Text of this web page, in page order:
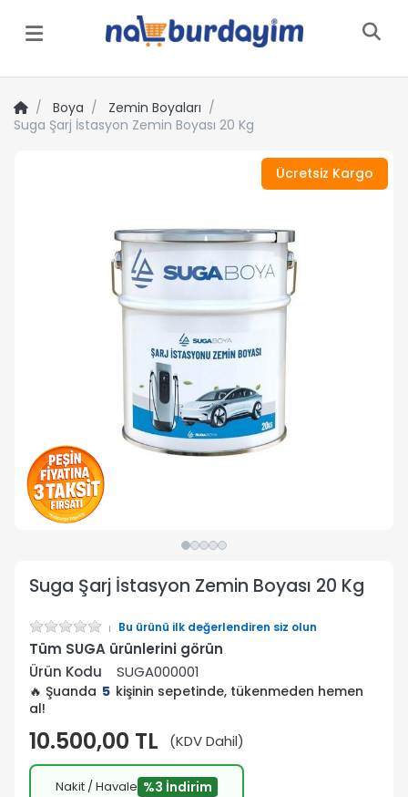
Menü
Boya
Zemin Boyaları
Suga Şarj İstasyon Zemin Boyası 20 Kg
Ücretsiz Kargo
Suga Şarj İstasyon Zemin Boyası 20 Kg
Bu ürünü ilk değerlendiren siz olun
Tüm SUGA ürünlerini görün
Ürün Kodu
SUGA000001
🔥 Şuanda 5 kişinin sepetinde, tükenmeden hemen
al!
10.500,00 TL (KDV Dahil)
Nakit / Havale %3 İndirim